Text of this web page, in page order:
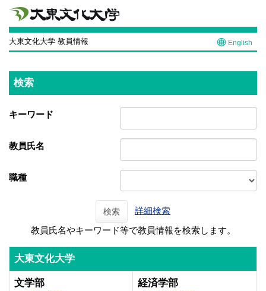
大東文化大学 教員情報 English
検索
キーワード
教員氏名
職種
検索
詳細検索
教員氏名やキーワード等で教員情報を検索します。
大東文化大学
文学部 経済学部